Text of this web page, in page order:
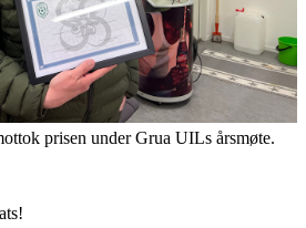
prisen under Grua UILs årsmøte.